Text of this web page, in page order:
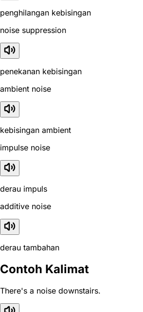
penghilangan kebisingan
noise suppression
penekanan kebisingan
ambient noise
kebisingan ambient
impulse noise
derau impuls
additive noise
derau tambahan
Contoh Kalimat
There's a noise downstairs.